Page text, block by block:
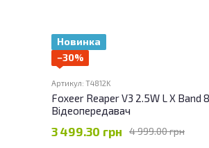
Новинка
−30%
Артикул: T4812K
Foxeer Reaper V3 2.5W L X Band
Відеопередавач
4 999.00 грн
3 499.30 грн